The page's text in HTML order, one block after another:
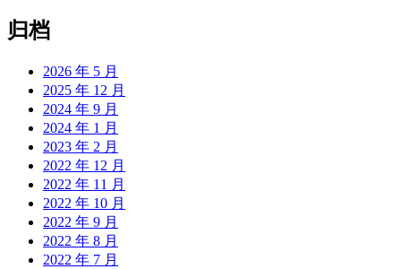
归档
2026 年 5 月
2025 年 12 月
2024 年 9 月
2024 年 1 月
2023 年 2 月
2022 年 12 月
2022 年 11 月
2022 年 10 月
2022 年 9 月
2022 年 8 月
2022 年 7 月